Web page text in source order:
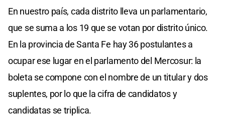
En nuestro país, cada distrito lleva un parlamentario,
que se suma a los 19 que se votan por distrito único.
En la provincia de Santa Fe hay 36 postulantes a
ocupar ese lugar en el parlamento del Mercosur: la
boleta se compone con el nombre de un titular y dos
suplentes, por lo que la cifra de candidatos y
candidatas se triplica.